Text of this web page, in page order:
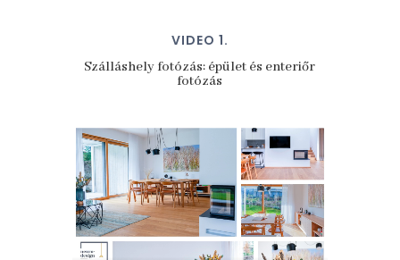
VIDEO 1.
Szálláshely fotózás: épület és enteriőr
fotózás